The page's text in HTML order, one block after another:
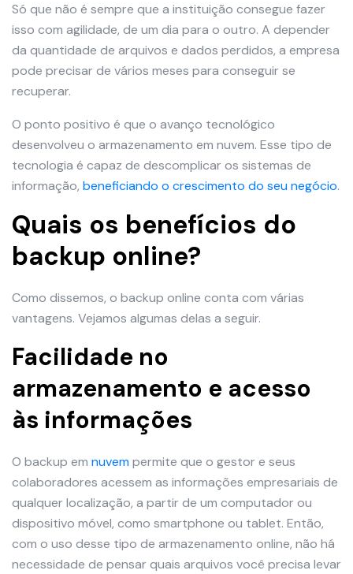
Só que não é sempre que a instituição consegue fazer
isso com agilidade, de um dia para o outro. A depender
da quantidade de arquivos e dados perdidos, a empresa
pode precisar de vários meses para conseguir se
recuperar.
O ponto positivo é que o avanço tecnológico
desenvolveu o armazenamento em nuvem. Esse tipo de
tecnologia é capaz de descomplicar os sistemas de
informação, beneficiando o crescimento do seu negócio.
Quais os benefícios do
backup online?
Como dissemos, o backup online conta com várias
vantagens. Vejamos algumas delas a seguir.
Facilidade no
armazenamento e acesso
às informações
O backup em nuvempermite que o gestor e seus
colaboradores acessem as informações empresariais de
qualquer localização, a partir de um computador ou
dispositivo móvel, como smartphone ou tablet. Então,
com o uso desse tipo de armazenamento online, não há
necessidade de pensar quais arquivos você precisa levar